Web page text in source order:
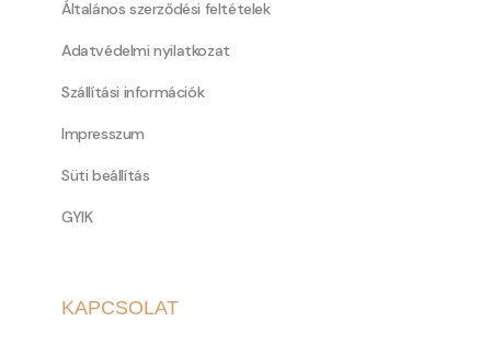
Általános szerződési feltételek
Adatvédelmi nyilatkozat
Szállítási információk
Impresszum
Süti beállítás
GYIK
KAPCSOLAT